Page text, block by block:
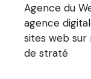
Agence du
agence
sites web
de straté